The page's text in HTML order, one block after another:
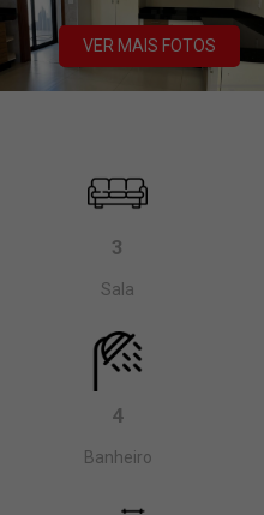
VER MAIS FOTOS
3
Sala
4
Banheiro